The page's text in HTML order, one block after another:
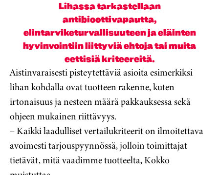
Lihassa tarkastellaan
antibioottivapautta,
elintarviketurvallisuuteen ja eläinten
hyvinvointiin liittyviä ehtoja tai muita
eettisiä kriteereitä.
Aistinvaraisesti pisteytettäviä asioita esimerkiksi
lihan kohdalla ovat tuotteen rakenne, kuten
irtonaisuus ja nesteen määrä pakkauksessa sekä
ohjeen mukainen riittävyys.
– Kaikki laadulliset vertailukriteerit on ilmoitettava
avoimesti tarjouspyynnössä, jolloin toimittajat
tietävät, mitä vaadimme tuotteelta, Kokko